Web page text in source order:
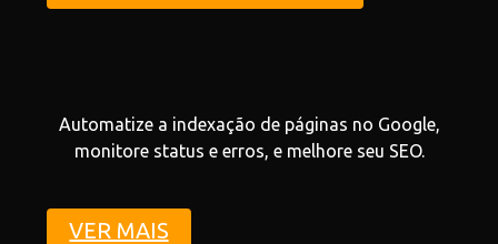
Automatize a indexação de páginas no Google,
monitore status e erros, e melhore seu SEO.
VER MAIS